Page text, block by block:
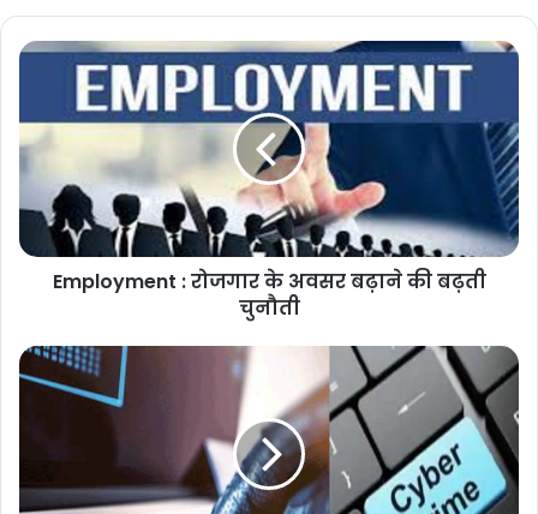
Employment : रोजगार के अवसर बढ़ाने की बढ़ती
चुनौती